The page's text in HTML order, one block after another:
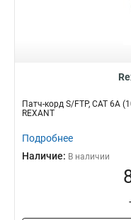
Патч-корд S/FTP, CAT 6A
REXANT
Подробнее
Наличие: В наличии